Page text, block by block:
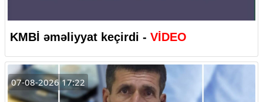
KMBİ əməliyyat keçirdi - VİDEO
07-08-2026 17:22